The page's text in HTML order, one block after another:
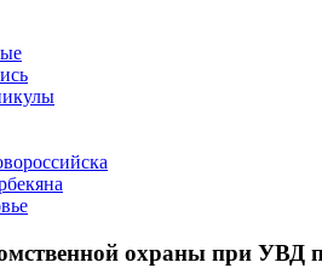
охраны при УВД